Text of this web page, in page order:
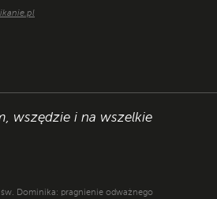
wszędzie i na wszelkie
Dominika: pragnienie odważnego